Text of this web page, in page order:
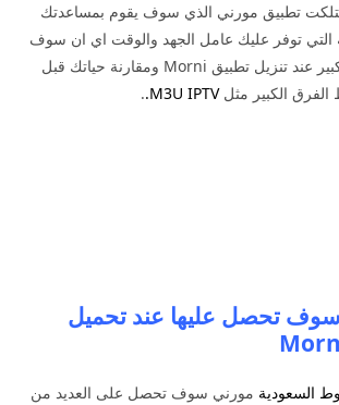
تطبيق مورني الذي سوف يقوم بمساعدتك
التي توفر عليك عامل الجهد والوقت اي ان سوف
تقوم بمعرفة الفرق الكبير عند تنزيل تطبيق Morni ومقارنة حياتك قبل
الكبير مثلM3U IPTV
.
.
سوف تحصل عليها عند تحميل
السعودية مورني سوف تحصل على العديد من